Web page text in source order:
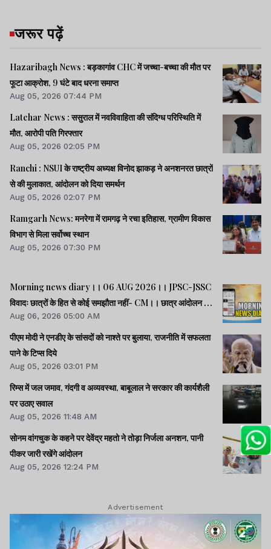
जरूर पढ़ें
Hazaribagh News : बड़कागांव CHC में जच्चा-बच्चा की मौत पर
फूटा आक्रोश, 9 घंटे बाद धरना समाप्त
Aug 05, 2026 07:44 PM
Latehar News : ससुराल में नवविवाहिता की संदिग्ध परिस्थिति में
मौत, आरोपी पति गिरफ्तार
Aug 05, 2026 02:05 PM
Ranchi : NSUI के राष्ट्रीय अध्यक्ष विनोद झाकड़ ने अनशनरत छात्रों
से की मुलाकात, आंदोलन को दिया समर्थन
Aug 05, 2026 02:07 PM
Ramgarh News: मनरेगा में रामगढ़ ने रचा इतिहास, ग्रामीण विकास
विभाग से मिला सर्वोच्च स्थान
Aug 05, 2026 07:30 PM
Morning news diary।। 06 AUG 2026।। JPSC-JSSC
विवादः छात्रों के हित से कोई समझौता नहीं- CM।। छात्र आंदोलन के
समर्थन में झारखंड आएंगे अभिजीत दीपके।। जब तक अमित शाह सदन
में जवाब नहीं देते, चर्चा नहीं होगीः राहुल।। समेत कई खबरें व वीडियो.
Aug 06, 2026 05:00 AM
पीएम मोदी ने एनडीए के सांसदों को नाश्ते पर बुलाया, राजनीति में सफलता
पाने के टिप्स दिये
Aug 05, 2026 03:01 PM
रिम्स में जल जमाव, गंदगी व अव्यवस्था, बाबूलाल ने सरकार की कार्यशैली
पर उठाए सवाल
Aug 05, 2026 11:48 AM
सोनम वांगचुक के कहने पर देवेंद्र महतो ने तोड़ा निर्जला अनशन, पानी
पीकर जारी रखेंगे आंदोलन
Aug 05, 2026 12:24 PM
Advertisement